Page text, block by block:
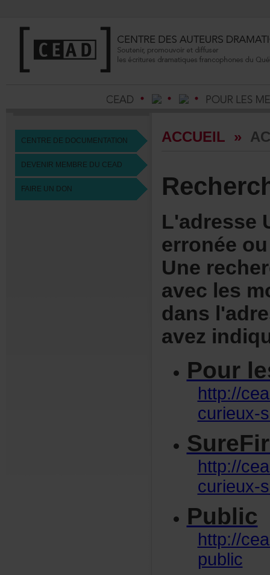
CENTREDEDOCUMENTATION
DEVENIRMEMBREDUCEAD
FAIREUNDON
ACCUEIL »
http://
curieux-
http://
curieux-
Public
http://
public